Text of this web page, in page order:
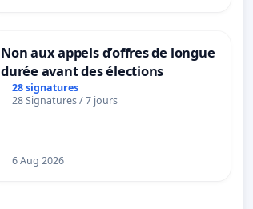
Non aux appels d’offres de longue
durée avant des élections
28 signatures
28 Signatures / 7 jours
6 Aug 2026